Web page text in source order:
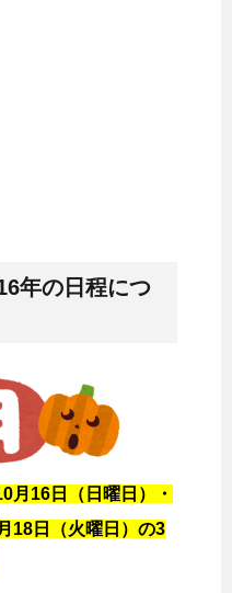
年の日程につ
月16日（日曜日）・
18日（火曜日）の3